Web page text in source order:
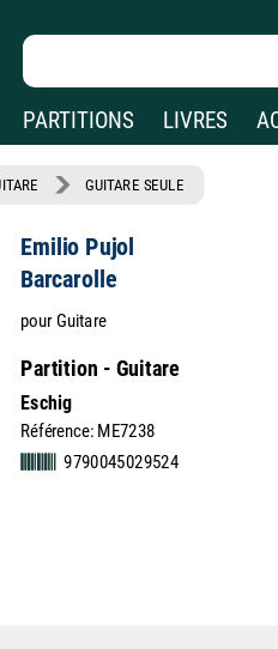
PARTITIONS LIVRES
GUITARE SEULE
Emilio Pujol
Barcarolle
pour Guitare
Partition - Guitare
Eschig
Référence: ME7238
9790045029524